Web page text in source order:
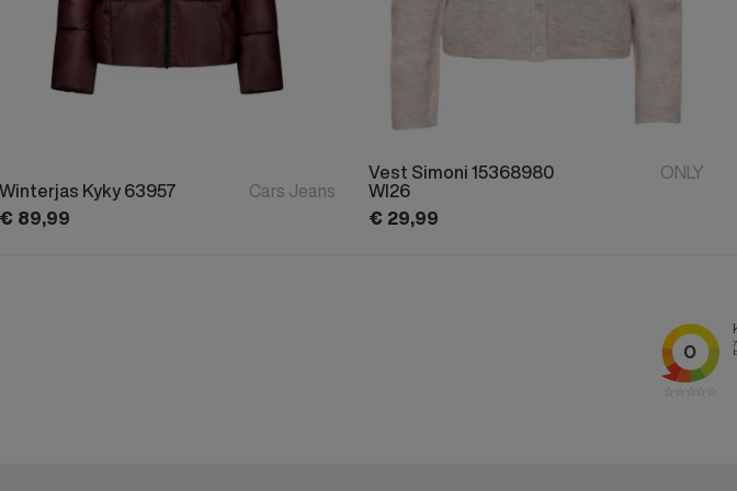
Winterjas Kyky 63957
Cars Jeans
€ 89,99
Vest Simoni 15368980
WI26
ONLY
€ 29,99